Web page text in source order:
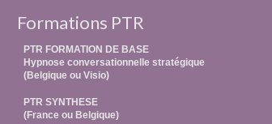
Formations PTR
PTR FORMATION DE BASE
Hypnose conversationnelle stratégique
(Belgique ou Visio)
PTR SYNTHESE
(France ou Belgique)